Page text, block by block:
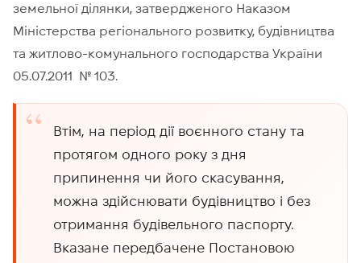
земельної ділянки, затвердженого Наказом
Міністерства регіонального розвитку, будівництва
та житлово-комунального господарства України
05.07.2011 № 103.
Втім, на період дії воєнного стану та
протягом одного року з дня
припинення чи його скасування,
можна здійснювати будівництво і без
отримання будівельного паспорту.
Вказане передбачене Постановою